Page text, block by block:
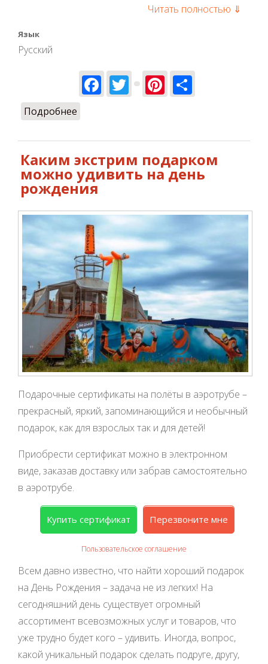
Читать полностью ⇓
Язык
Русский
Facebook
TwitterPinterest
Подробнее
рождения?
Каким экстрим подарком
можно удивить на день
рождения
Подарочные сертификаты на полёты в аэротрубе –
прекрасный, яркий, запоминающийся и необычный
подарок, как для взрослых так и для детей!
Приобрести сертификат можно в электронном
виде, заказав доставку или забрав самостоятельно
в аэротрубе.
Купить сертификат Перезвоните мне
Пользовательское соглашение
Всем давно известно, что найти хороший подарок
на День Рождения – задача не из легких! На
сегодняшний день существует огромный
ассортимент всевозможных услуг и товаров, что
уже трудно будет кого – удивить. Иногда, вопрос,
какой уникальный подарок сделать подруге, другу,